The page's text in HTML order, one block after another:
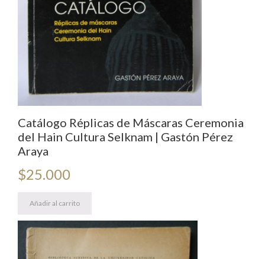
Catálogo Réplicas de Máscaras Ceremonia
del Hain Cultura Selknam | Gastón Pérez
Araya
$25.000
Añadir al carrito